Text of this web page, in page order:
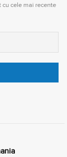
cele mai recente